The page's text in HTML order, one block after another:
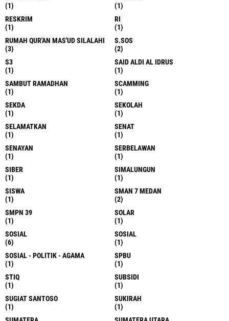
(1)
(1)
RESKRIM
(1)
RI
(1)
RUMAH QUR'AN MAS'UD SILALAHI
(3)
S.SOS
(2)
S3
(1)
SAID ALDI AL IDRUS
(1)
SAMBUT RAMADHAN
(1)
SCAMMING
(1)
SEKDA
(1)
SEKOLAH
(1)
SELAMATKAN
(1)
SENAT
(1)
SENAYAN
(1)
SERBELAWAN
(1)
SIBER
(1)
SIMALUNGUN
(1)
SISWA
(1)
SMAN 7 MEDAN
(2)
SMPN 39
(1)
SOLAR
(1)
SOSIAL
(6)
SOSIAL
(1)
SOSIAL - POLITIK - AGAMA
(1)
SPBU
(1)
STIQ
(1)
SUBSIDI
(1)
SUGIAT SANTOSO
(1)
SUKIRAH
(1)